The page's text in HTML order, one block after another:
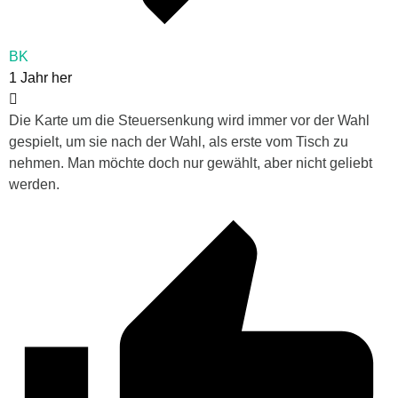
BK
1 Jahr her
Die Karte um die Steuersenkung wird immer vor der Wahl
gespielt, um sie nach der Wahl, als erste vom Tisch zu
nehmen. Man möchte doch nur gewählt, aber nicht geliebt
werden.